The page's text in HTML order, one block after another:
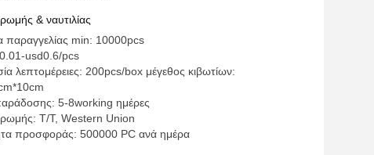
& ναυτιλίας
παραγγελίας min: 10000pcs
usd0.6/pcs
λεπτομέρειες: 200pcs/box μέγεθος κιβωτίων:
5-8working ημέρες
T/T, Western Union
προσφοράς: 500000 PC ανά ημέρα